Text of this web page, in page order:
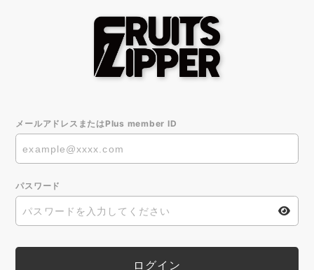
メールアドレスまたはPlus member ID
パスワード